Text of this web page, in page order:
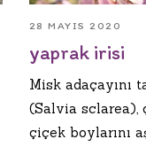
28 MAYIS 2020
yaprak irisi
Misk adaçayını
(Salvia sclarea),
çiçek boylarını